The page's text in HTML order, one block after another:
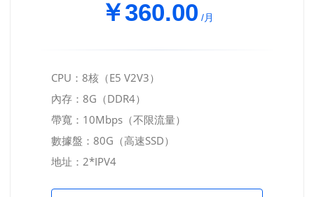
￥360.00 /月
CPU：8核（E5 V2V3）
內存：8G（DDR4）
帶寬：10Mbps（不限流量）
數據盤：80G（高速SSD）
地址：2*IPV4